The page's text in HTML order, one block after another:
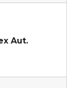
Aut.